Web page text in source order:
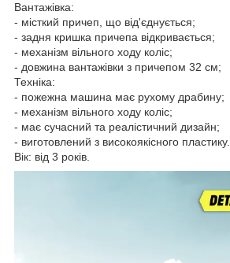
Вантажівка:
- місткий причеп, що від'єднується;
- задня кришка причепа відкривається;
- механізм вільного ходу коліс;
- довжина вантажівки з причепом 32 см;
Техніка:
- пожежна машина має рухому драбину;
- механізм вільного ходу коліс;
- має сучасний та реалістичний дизайн;
- виготовлений з високоякісного пластику.
Вік: від 3 років.